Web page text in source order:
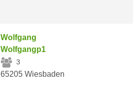
Wolfgang
Wolfgangp1
3
65205 Wiesbaden